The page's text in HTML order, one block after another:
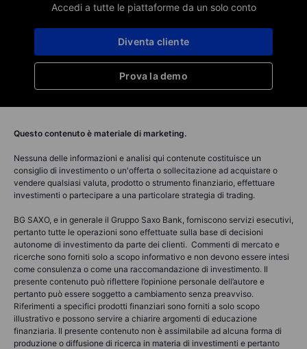
Accedi a tutte le piattaforme da un solo conto
Prova la demo
Diventa cliente
Questo contenuto è materiale di marketing.
Nessuna delle informazioni e analisi qui contenute costituisce un
consiglio di investimento o un'offerta o sollecitazione ad acquistare o
vendere qualsiasi valuta, prodotto o strumento finanziario, effettuare
investimenti o partecipare a una particolare strategia di trading.
BG SAXO, e in generale il Gruppo Saxo Bank, forniscono servizi esecutivi,
pertanto tutte le operazioni sono effettuate sulla base di decisioni
autonome di investimento da parte dei clienti. Commenti di mercato e
ricerche sono forniti solo a scopo informativo e non devono essere intesi
come consulenza o come una raccomandazione di investimento. Il
presente contenuto può riflettere l’opinione personale dell’autore e
pertanto può essere soggetto a cambiamento senza preavviso.
Riferimenti a specifici prodotti finanziari sono forniti a solo scopo
illustrativo e possono servire a chiarire argomenti di educazione
finanziaria. Il presente contenuto non è assimilabile ad alcuna forma di
produzione o diffusione di ricerca in materia di investimenti e pertanto